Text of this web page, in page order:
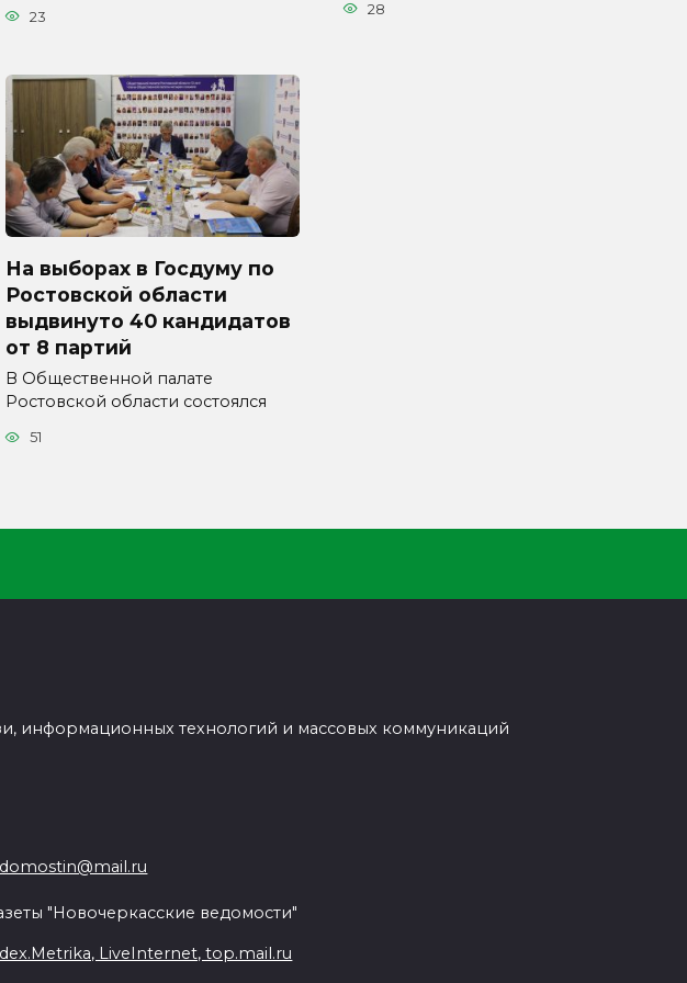
23 28
На выборах в Госдуму по
Ростовской области
выдвинуто 40 кандидатов
от 8 партий
В Общественной палате
Ростовской области состоялся
51
информационных технологий и массовых коммуникаций
"Новочеркасские ведомости"
LiveInternet, top.mail.ru